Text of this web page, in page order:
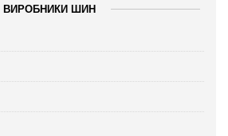
ВИРОБНИКИ ШИН